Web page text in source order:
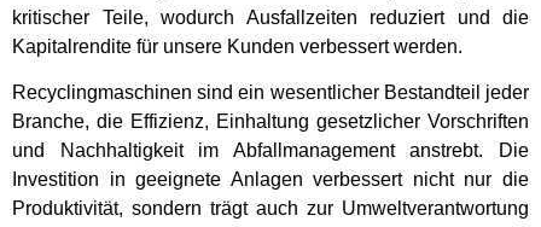
kritischer Teile, wodurch Ausfallzeiten reduziert und die
Kapitalrendite für unsere Kunden verbessert werden.
Recyclingmaschinen sind ein wesentlicher Bestandteil jeder
Branche, die Effizienz, Einhaltung gesetzlicher Vorschriften
und Nachhaltigkeit im Abfallmanagement anstrebt. Die
Investition in geeignete Anlagen verbessert nicht nur die
Produktivität, sondern trägt auch zur Umweltverantwortung